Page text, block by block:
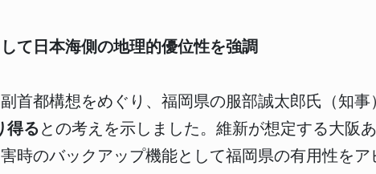
て日本海側の地理的優位性を強調
首都構想をめぐり、福岡県の服部誠太郎氏（知
得るとの考えを示しました。維新が想定する大阪
時のバックアップ機能として福岡県の有用性をア